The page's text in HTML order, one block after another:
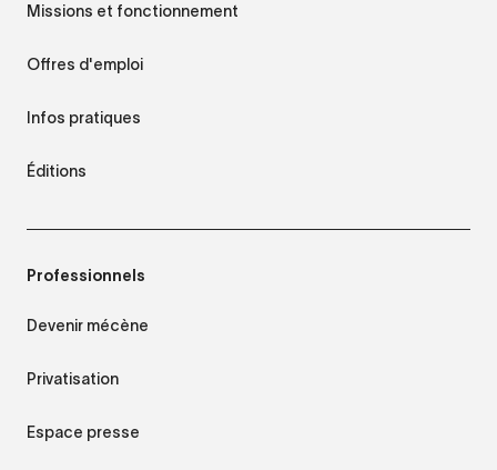
Missions et fonctionnement
Offres d'emploi
Infos pratiques
Éditions
Professionnels
Devenir mécène
Privatisation
Espace presse